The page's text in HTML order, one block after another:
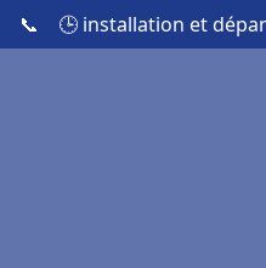
📞 🕒 installation et